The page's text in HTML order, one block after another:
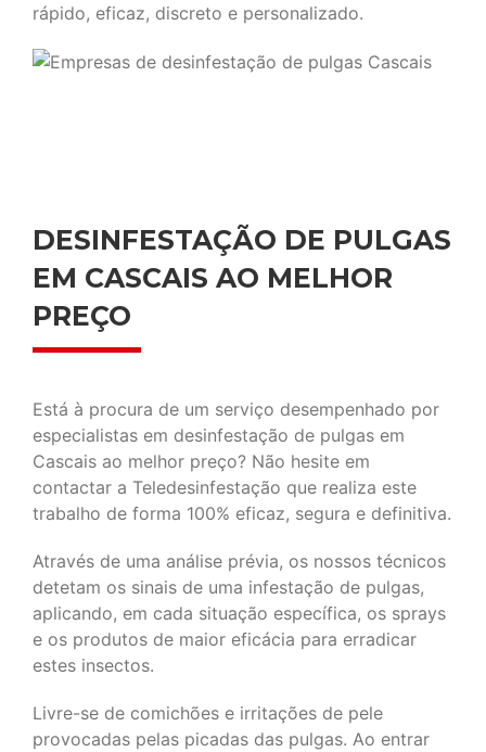
rápido, eficaz, discreto e personalizado.
DESINFESTAÇÃO DE PULGAS
EM CASCAIS AO MELHOR
PREÇO
Está à procura de um serviço desempenhado por
especialistas em desinfestação de pulgas em
Cascais ao melhor preço? Não hesite em
contactar a Teledesinfestação que realiza este
trabalho de forma 100% eficaz, segura e definitiva.
Através de uma análise prévia, os nossos técnicos
detetam os sinais de uma infestação de pulgas,
aplicando, em cada situação específica, os sprays
e os produtos de maior eficácia para erradicar
estes insectos.
Livre-se de comichões e irritações de pele
provocadas pelas picadas das pulgas. Ao entrar